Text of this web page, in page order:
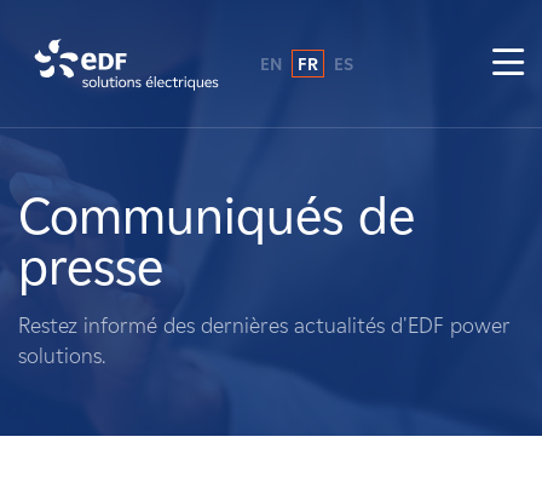
A propos de nous
Ce que nous faisons
Propriétaires fonciers
EN FR ES
Communiqués de
presse
Restez informé des dernières actualités d'EDF power
solutions.